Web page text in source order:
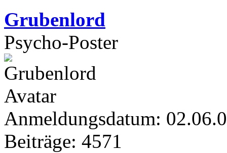
Grubenlord
Psycho-Poster
Anmeldungsdatum:
Beiträge: 4571